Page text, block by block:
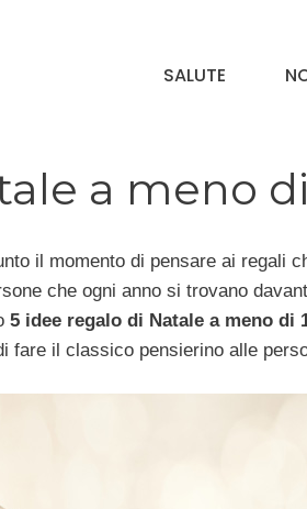
SALUTE
a meno
il momento di pensare ai regali
che ogni anno si trovano
5 idee regalo di Natale a meno di
fare il classico pensierino alle